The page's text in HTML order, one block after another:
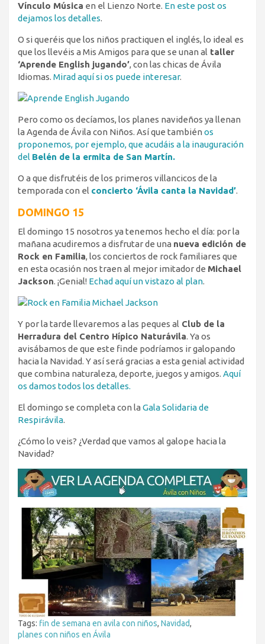
Vínculo Música en el Lienzo Norte. En este post os
dejamos los detalles.
O si queréis que los niños practiquen el inglés, lo ideal es
que los llevéis a Mis Amigos para que se unan al taller
‘Aprende English jugando’, con las chicas de Ávila
Idiomas. Mirad aquí si os puede interesar.
Pero como os decíamos, los planes navideños ya llenan
la Agenda de Ávila con Niños. Así que también os
proponemos, por ejemplo, que acudáis a la inauguración
del Belén de la ermita de San Martín.
O a que disfrutéis de los primeros villancicos de la
temporada con el concierto ‘Ávila canta la Navidad’.
DOMINGO 15
El domingo 15 nosotros ya tenemos hecho el día: por la
mañana acudiremos a disfrutar de una nueva edición de
Rock en Familia, los conciertos de rock familiares que
en esta ocasión nos traen al mejor imitador de Michael
Jackson. ¡Genial! Echad aquí un vistazo al plan.
Y por la tarde llevaremos a las peques al Club de la
Herradura del Centro Hípico Naturávila. Ya os
avisábamos de que este finde podríamos ir galopando
hacia la Navidad. Y así será gracias a esta genial actividad
que combina naturaleza, deporte, juegos y amigos. Aquí
os damos todos los detalles.
El domingo se completa con la Gala Solidaria de
Respirávila.
¿Cómo lo veis? ¿Verdad que vamos al galope hacia la
Navidad?
Tags: fin de semana en avila con niños, Navidad,
planes con niños en Ávila